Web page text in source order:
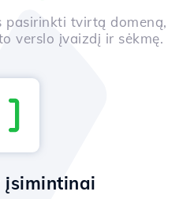
pasirinkti tvirtą domeną,
verslo įvaizdį ir sėkmę.
įsimintinai